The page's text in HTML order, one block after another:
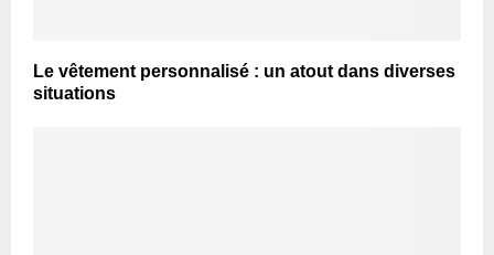
Le vêtement personnalisé : un atout dans diverses
situations